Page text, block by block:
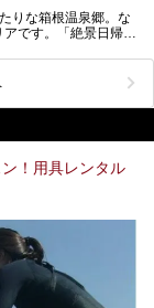
紹介します。
最高のリフレッシュ
野藤吾が芦ノ湖の畔
自家源泉の温泉や、
ズワールドワイド
PR記事です。
りな箱根温泉郷。な
です。「絶景日帰り
泉。
蛸川温泉 龍宮殿」と
本館」の営業時間に
にも「龍宮殿本館」
温泉 龍宮殿本館
の「箱根 芦ノ湖畔
方の魅力をたっぷ
、箱根元宮と箱根の
す。
ズワールドワイド
！用具レンタル